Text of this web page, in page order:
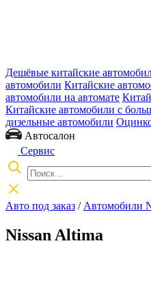
Дешёвые китайские
автомобили Китайские
автомобили на автомате
Китайские автомобили с
дизельные автомобили
Автосалон
Сервис
Авто под заказ / Автомобили
Nissan Altima